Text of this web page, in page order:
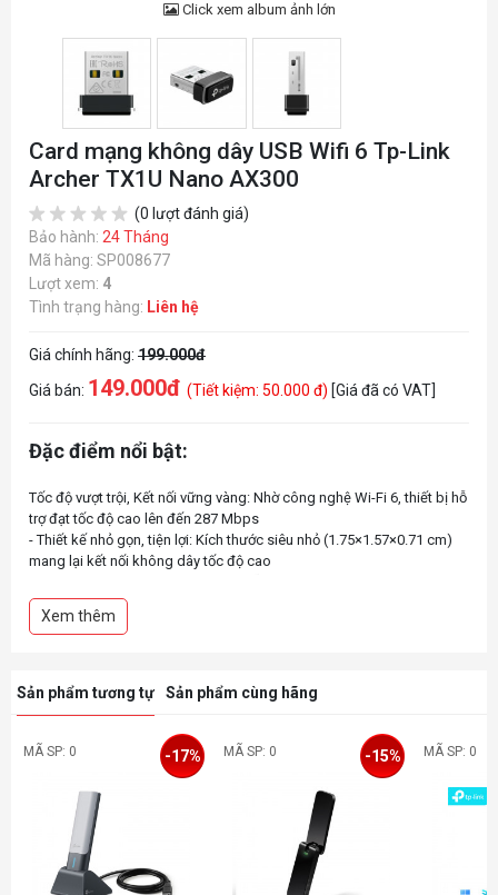
Click xem album ảnh lớn
Card mạng không dây USB Wifi 6 Tp-Link
Archer TX1U Nano AX300
(0 lượt đánh giá)
Bảo hành: 24 Tháng
Mã hàng: SP008677
Lượt xem: 4
Tình trạng hàng: Liên hệ
Giá chính hãng: 199.000đ
Giá bán: 149.000đ (Tiết kiệm: 50.000 đ) [Giá đã có VAT]
Đặc điểm nổi bật:
Tốc độ vượt trội, Kết nối vững vàng: Nhờ công nghệ Wi-Fi 6, thiết bị hỗ
trợ đạt tốc độ cao lên đến 287 Mbps
- Thiết kế nhỏ gọn, tiện lợi: Kích thước siêu nhỏ (1.75×1.57×0.71 cm)
mang lại kết nối không dây tốc độ cao
- Trải nghiệm trực tuyến mượt mà hơn: Tương thích với các Router
MU-MIMO, cung cấp luồng dữ liệu đồng thời, tăng thông lượng và
Access Point để chuyển đổi thiết bị của bạn thành một điểm truy cập
- Khả năng tương thích cao: Hỗ trợ các hệ điều hành bao gồm
Xem thêm
Sản phẩm tương tự Sản phẩm cùng hãng
MÃ SP: 0 -17% MÃ SP: 0 -15% MÃ SP: 0